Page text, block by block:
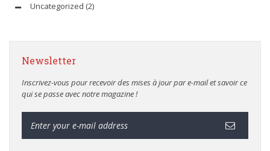
Uncategorized (2)
Newsletter
Inscrivez-vous pour recevoir des mises à jour par e-mail et savoir ce
qui se passe avec notre magazine !